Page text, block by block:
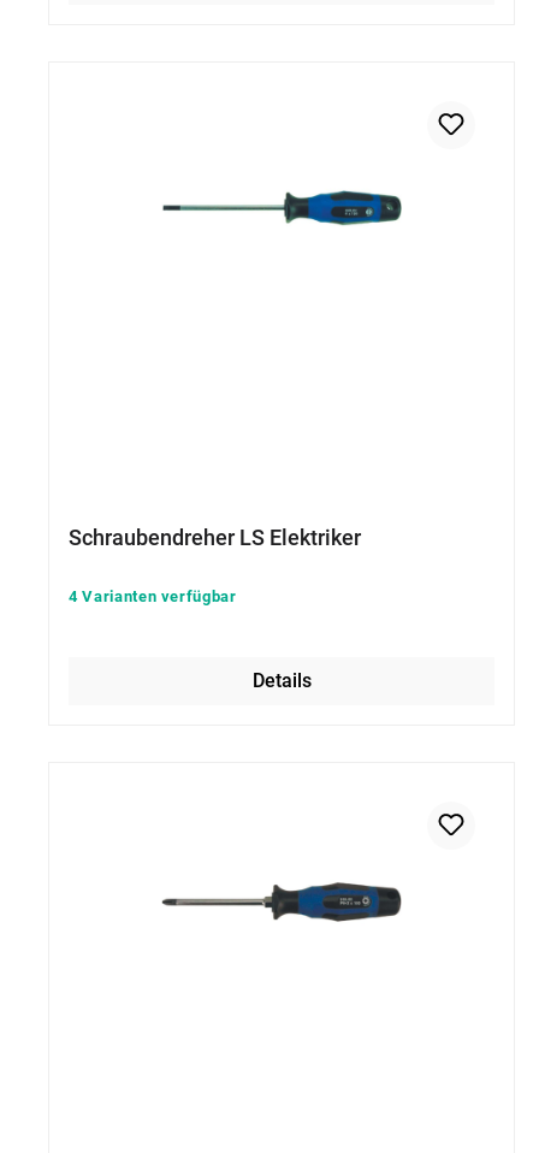
Schraubendreher LS Elektriker
4 Varianten verfügbar
Details